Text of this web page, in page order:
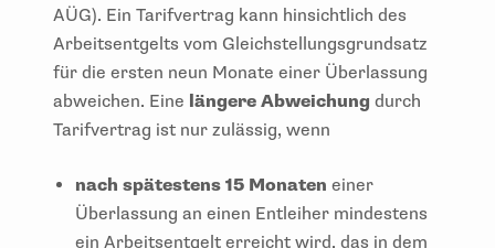
AÜG). Ein Tarifvertrag kann hinsichtlich des
Arbeitsentgelts vom Gleichstellungsgrundsatz
für die ersten neun Monate einer Überlassung
abweichen. Eine längere Abweichung durch
Tarifvertrag ist nur zulässig, wenn
nach spätestens 15 Monaten einer
Überlassung an einen Entleiher mindestens
ein Arbeitsentgelt erreicht wird, das in dem